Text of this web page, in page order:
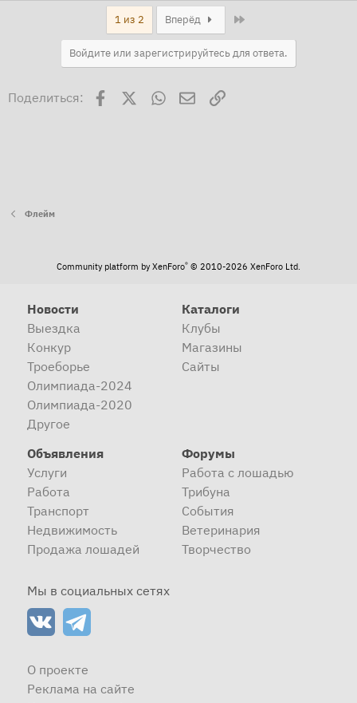
1 из 2 Вперёд
Войдите или зарегистрируйтесь для ответа.
Поделиться: Facebook WhatsAppЭлектронная почта
Ссылка
Флейм
Community platform by XenForo® © 2010-2026 XenForo Ltd.
Новости
Выездка
Конкур
Троеборье
Олимпиада-2024
Олимпиада-2020
Другое
Каталоги
Клубы
Магазины
Сайты
Объявления
Услуги
Работа
Транспорт
Недвижимость
Продажа лошадей
Форумы
Работа с лошадью
Трибуна
События
Ветеринария
Творчество
Мы в социальных сетях
О проекте
Реклама на сайте